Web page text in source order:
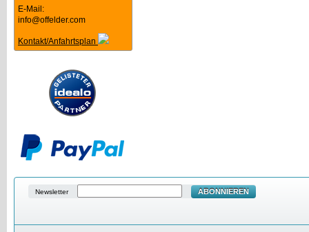
E-Mail:
info@offelder.com
Kontakt/Anfahrtsplan
Newsletter ABONNIEREN